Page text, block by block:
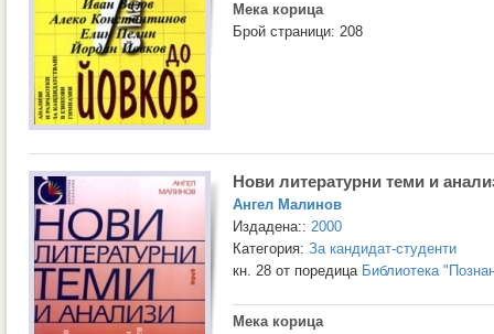
Мека корица
Брой страници: 208
Нови литературни теми и
Ангел Малинов
Издадена:: 2000
Категория: За кандидат-студенти
кн. 28 от поредица Библиотека
Мека корица